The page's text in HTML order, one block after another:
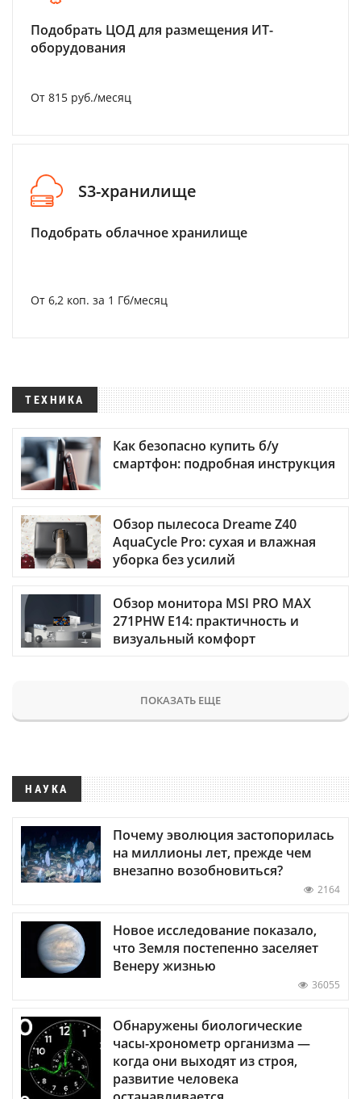
Подобрать ЦОД для размещения ИТ-
оборудования
От 815 руб./месяц
S3-хранилище
Подобрать облачное хранилище
От 6,2 коп. за 1 Гб/месяц
ТЕХНИКА
Как безопасно купить б/у
смартфон: подробная инструкция
Обзор пылесоса Dreame Z40
AquaCycle Pro: сухая и влажная
уборка без усилий
Обзор монитора MSI PRO MAX
271PHW E14: практичность и
визуальный комфорт
ПОКАЗАТЬ ЕЩЕ
НАУКА
Почему эволюция застопорилась
на миллионы лет, прежде чем
внезапно возобновиться?
2164
Новое исследование показало,
что Земля постепенно заселяет
Венеру жизнью
36055
Обнаружены биологические
часы-хронометр организма —
когда они выходят из строя,
развитие человека